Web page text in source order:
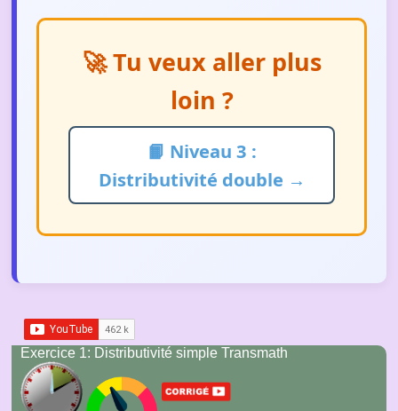
🚀 Tu veux aller plus
loin ?
📙 Niveau 3 :
Distributivité double →
Exercice 1: Distributivité simple Transmath